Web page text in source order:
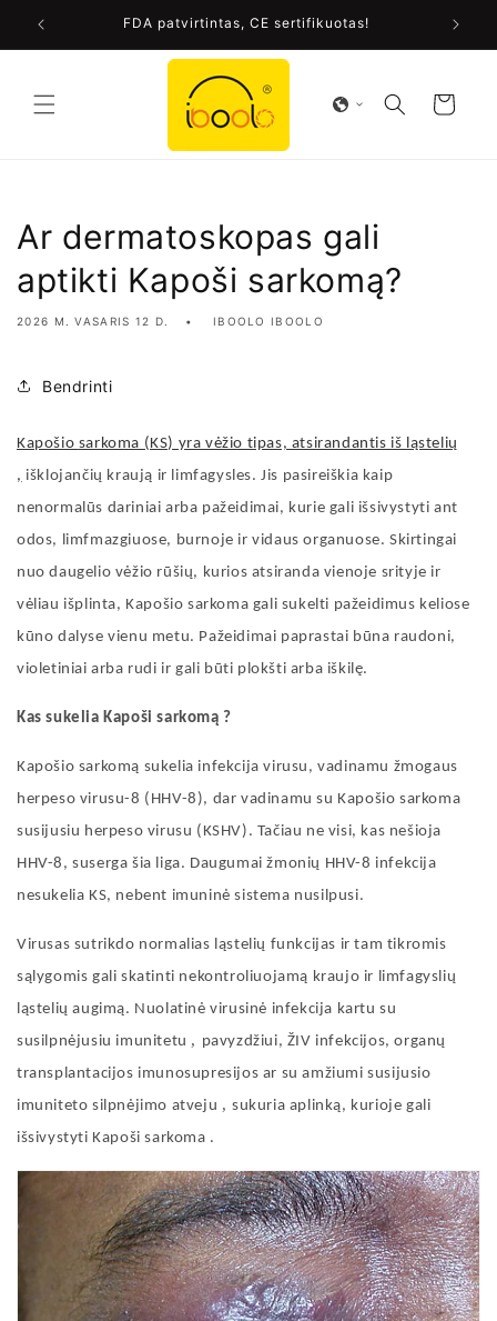
Praleisti
FDA patvirtintas, CE sertifikuotas!
Krepšelis
Ar dermatoskopas gali
aptikti Kapoši sarkomą?
2026 M. VASARIS 12 D. IBOOLO IBOOLO
Bendrinti
Kapošio sarkoma (KS) yra vėžio tipas, atsirandantis iš ląstelių
, išklojančių kraują ir limfagysles. Jis pasireiškia kaip
nenormalūs dariniai arba pažeidimai, kurie gali išsivystyti ant
odos, limfmazgiuose, burnoje ir vidaus organuose. Skirtingai
nuo daugelio vėžio rūšių, kurios atsiranda vienoje srityje ir
vėliau išplinta, Kapošio sarkoma gali sukelti pažeidimus keliose
kūno dalyse vienu metu. Pažeidimai paprastai būna raudoni,
violetiniai arba rudi ir gali būti plokšti arba iškilę.
Kas sukelia Kapošisarkomą ?
Kapošio sarkomą sukelia infekcija virusu, vadinamu žmogaus
herpeso virusu-8 (HHV-8), dar vadinamu su Kapošiosarkoma
susijusiu herpeso virusu (KSHV). Tačiau ne visi, kas nešioja
HHV-8, suserga šia liga. Daugumai žmonių HHV-8 infekcija
nesukelia KS, nebent imuninė sistema nusilpusi.
Virusas sutrikdo normalias ląstelių funkcijas ir tam tikromis
sąlygomis gali skatinti nekontroliuojamą kraujo ir limfagyslių
ląstelių augimą. Nuolatinė virusinė infekcija kartu su
susilpnėjusiu imunitetu , pavyzdžiui, ŽIV infekcijos, organų
transplantacijos imunosupresijos ar su amžiumi susijusio
imuniteto silpnėjimo atveju ,sukuria aplinką, kurioje gali
išsivystyti Kapošisarkoma .